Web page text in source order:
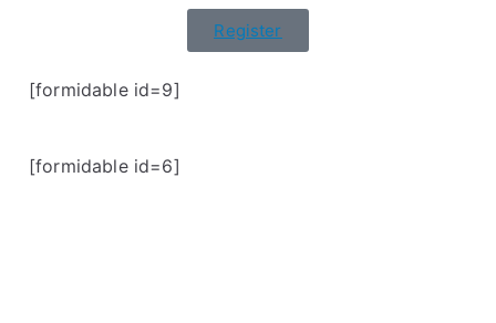
Register
[formidable id=9]
[formidable id=6]